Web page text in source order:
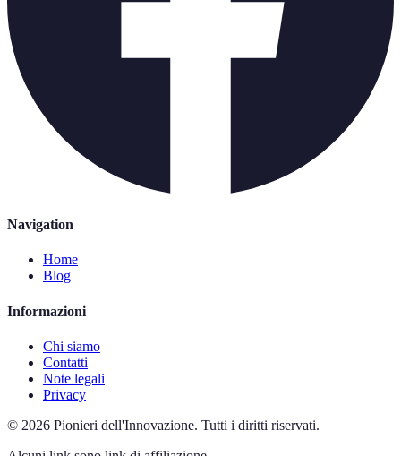
Navigation
Home
Blog
Informazioni
Chi siamo
Contatti
Note legali
Privacy
© 2026 Pionieri dell'Innovazione. Tutti i diritti riservati.